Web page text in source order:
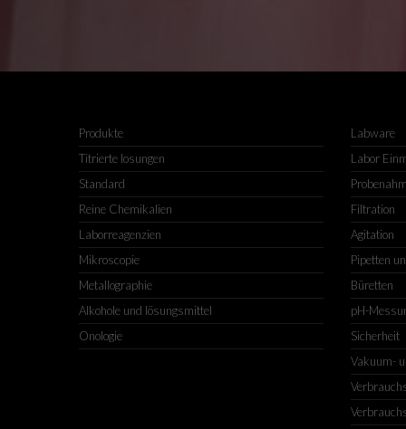
Produkte
Titrierte losungen
Standard
Reine Chemikalien
Laborreagenzien
Mikroscopie
Metallographie
Alkohole und lösungsmittel
Onologie
Labware
Labor
Filtration
Agitation
Pipetten
Büretten
pH-
Sicherheit
Vakuum-